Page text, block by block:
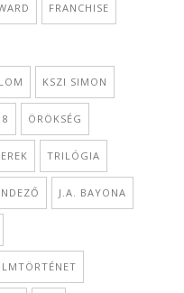
FRANCHISE
KSZI SIMON
ÖRÖKSÉG
TRILÓGIA
J.A. BAYONA